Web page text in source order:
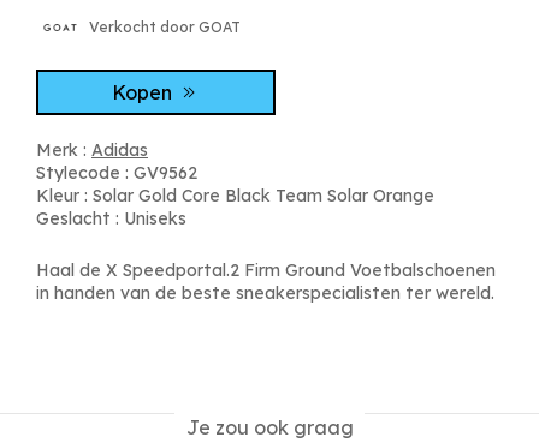
Verkocht door GOAT
Kopen
Merk : Adidas
Stylecode : GV9562
Kleur : Solar Gold Core Black Team Solar Orange
Geslacht : Uniseks
Haal de X Speedportal.2 Firm Ground Voetbalschoenen
in handen van de beste sneakerspecialisten ter wereld.
Je zou ook graag